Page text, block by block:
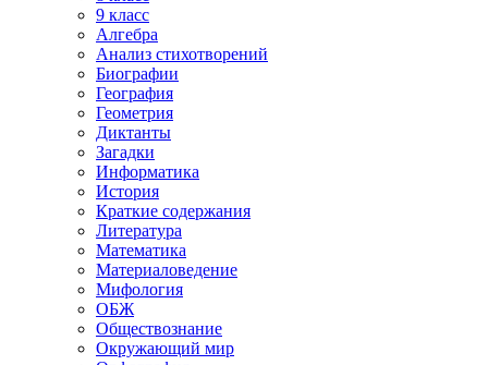
9 класс
Алгебра
Анализ стихотворений
Биографии
География
Геометрия
Диктанты
Загадки
Информатика
История
Краткие содержания
Литература
Математика
Материаловедение
Мифология
ОБЖ
Обществознание
Окружающий мир